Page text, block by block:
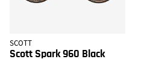
SCOTT
Scott Spark 960 Black